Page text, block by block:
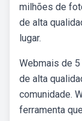
milhões de
de alta
lugar.
Webmais de
de alta
comunidade.
ferramenta